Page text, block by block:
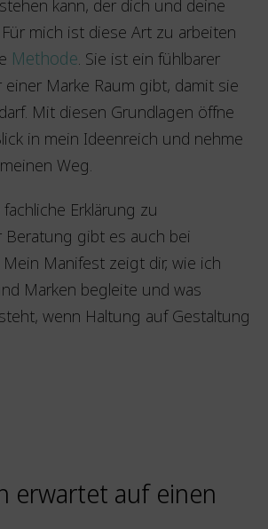
kann, der dich und deine
mich ist diese Art zu arbeiten
Methode. Sie ist ein fühlbarer
einer Marke Raum gibt, damit sie
Mit diesen Grundlagen öffne
in mein Ideenreich und nehme
Weg.
Erklärung zu
Beratung gibt es auch bei
Mein Manifest zeigt dir, wie ich
Marken begleite und was
wenn Haltung auf Gestaltung
erwartet auf einen